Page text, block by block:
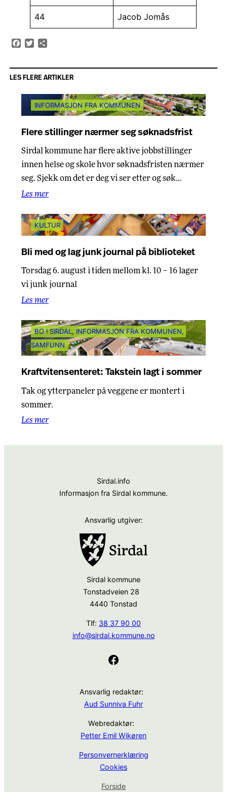
44 Jacob Jomås
Facebook
Twitter
LES FLERE ARTIKLER
INFORMASJON FRA KOMMUNEN
Flere stillinger nærmer seg søknadsfrist
Sirdal kommune har flere aktive jobbstillinger
innen helse og skole hvor søknadsfristen nærmer
seg. Sjekk om det er deg vi ser etter og søk…
Les mer
KULTUR
Bli med og lag junk journal på biblioteket
Torsdag 6. august i tiden mellom kl. 10 – 16 lager
vi junk journal
Les mer
BO I SIRDAL, INFORMASJON FRA KOMMUNEN
SAMFUNN
Kraftvitensenteret: Takstein lagt i sommer
Tak og ytterpaneler på veggene er montert i
sommer.
Les mer
Sirdal.info
Informasjon fra Sirdal kommune.
Ansvarlig utgiver:
Sirdal kommune
Tonstadveien 28
4440 Tonstad
Tlf: 38 37 90 00
info@sirdal.kommune.no
Facebook
Ansvarlig redaktør:
Aud Sunniva Fuhr
Webredaktør:
Petter Emil Wikøren
Personvernerklæring
Cookies
Forside